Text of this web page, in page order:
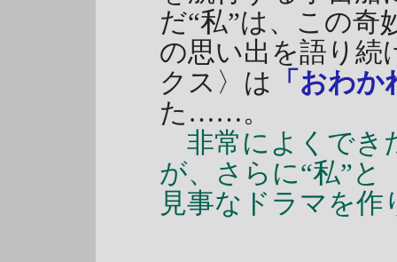
だ“私”は、この奇
の思い出を語り続
クス〉は 「おわ
た……。
非常によくでき
が、さらに“私”と
見事なドラマを